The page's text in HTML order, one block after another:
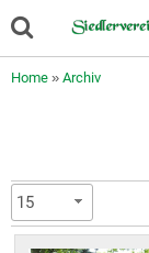
Home » Archiv
15